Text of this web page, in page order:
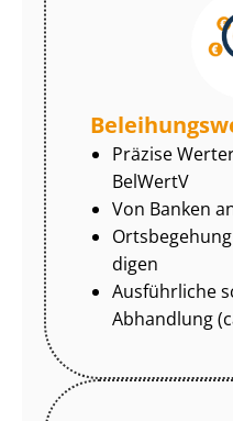
Präzise
BelWertV
Von Banken
di­gen
Ausführliche
Abhandlung